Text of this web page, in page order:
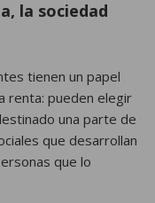
la sociedad
tienen un papel
renta: pueden elegir
una parte de
que desarrollan
que lo